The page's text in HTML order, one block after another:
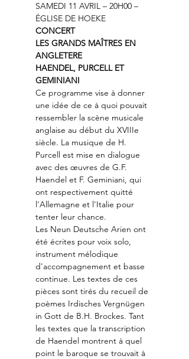
SAMEDI 11 AVRIL – 20H00 –
ÉGLISE DE HOEKE
CONCERT
LES GRANDS MAÎTRES EN
ANGLETERE
HAENDEL, PURCELL ET
GEMINIANI
Ce programme vise à donner
une idée de ce à quoi pouvait
ressembler la scène musicale
anglaise au début du XVIIIe
siècle. La musique de H.
Purcell est mise en dialogue
avec des œuvres de G.F.
Haendel et F. Geminiani, qui
ont respectivement quitté
l'Allemagne et l'Italie pour
tenter leur chance.
Les Neun Deutsche Arien ont
été écrites pour voix solo,
instrument mélodique
d'accompagnement et basse
continue. Les textes de ces
pièces sont tirés du recueil de
poèmes Irdisches Vergnügen
in Gott de B.H. Brockes. Tant
les textes que la transcription
de Haendel montrent à quel
point le baroque se trouvait à